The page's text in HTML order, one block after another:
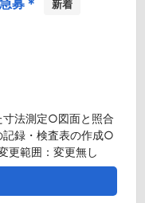
募＊ 新着
法測定○図面と照合
記録・検査表の作成○
更範囲：変更無し